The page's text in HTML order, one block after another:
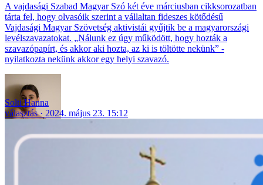
A vajdasági Szabad Magyar Szó két éve márciusban cikksorozatban
tárta fel, hogy olvasóik szerint a vállaltan fideszes kötődésű
Vajdasági Magyar Szövetség aktivistái gyűjtik be a magyarországi
levélszavazatokat. „Nálunk ez úgy működött, hogy hozták a
szavazópapírt, és akkor aki hozta, az ki is töltötte nekünk” -
nyilatkozta nekünk akkor egy helyi szavazó.
Solti Hanna
választás
2024. május 23. 15:12